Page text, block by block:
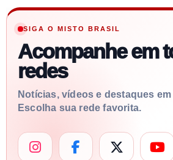
SIGA O MISTO BRASIL
Acompanhe em
redes
Notícias, vídeos e destaques
Escolha sua rede favorita.